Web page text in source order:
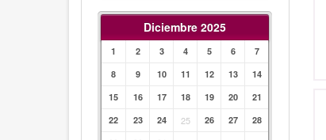
Diciembre 2025
1 2 3 4 5 6
7
8
9 10 11 12 13
14
15
16 17 18 19 20
21
22
23 24 25 26 27
28